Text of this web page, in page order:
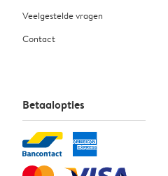
Veelgestelde vragen
Contact
Betaalopties